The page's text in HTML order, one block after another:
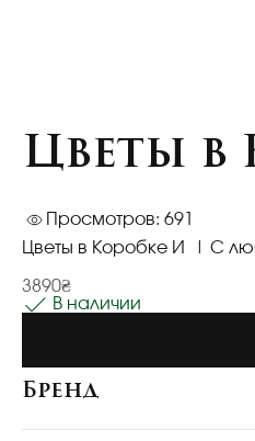
Цветы в
Просмотров: 691
Цветы в Коробке И | С
3890₴
В наличии
Бренд